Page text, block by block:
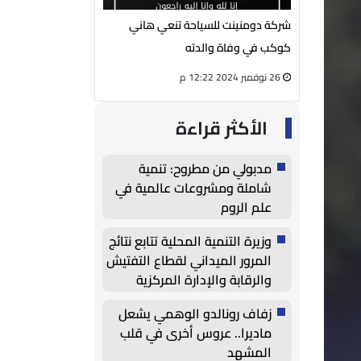
شركة دومنينت للسياحة تنعي هاني
كوكب في وفاة والدته
الأكثر قراءة
مدبولي من مطروح: تنمية
شاملة ومشروعات عالمية في
علم الروم
وزيرة التنمية المحلية تتابع نتائج
المرور الميداني لقطاع التفتيش
والرقابة والإدارة المركزية
أحياء بورسعيد
زفاف رونالدو الوهمي يشعل
ماديرا.. عروس أخرى في قلب
المشهد